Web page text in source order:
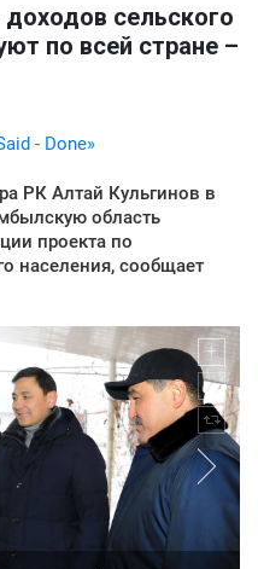
сельского
по всей стране –
- Done»
РК Алтай Кульгинов в
область
проекта по
населения, сообщает